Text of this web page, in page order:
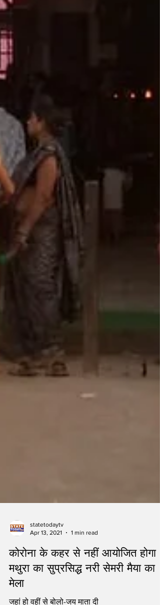
Apr 13, 2021
1 min read
कोरोना के कहर से नहीं आयोजित होगा